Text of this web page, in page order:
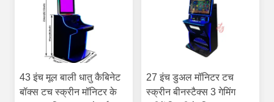
43 इंच मूल बाली धातु कैबिनेट
बॉक्स टच स्क्रीन मॉनिटर के
27 इंच डुअल मॉनिटर टच
स्क्रीन बीनस्टैक्स 3 गेमिंग